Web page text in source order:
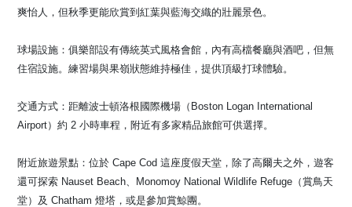
爽怡人，但秋季更能欣賞到紅葉與藍海交織的壯麗景色。
球場設施：俱樂部設有傳統英式風格會館，內有高檔餐廳與酒吧，但無
住宿設施。練習場與果嶺狀態維持極佳，提供頂級打球體驗。
交通方式：距離波士頓洛根國際機場（Boston Logan International
Airport）約 2 小時車程，附近有多家精品旅館可供選擇。
附近旅遊景點：位於 Cape Cod 這座度假天堂，除了高爾夫之外，遊客
還可探索 Nauset Beach、Monomoy National Wildlife Refuge（賞鳥天
堂）及 Chatham 燈塔，或是參加賞鯨團。